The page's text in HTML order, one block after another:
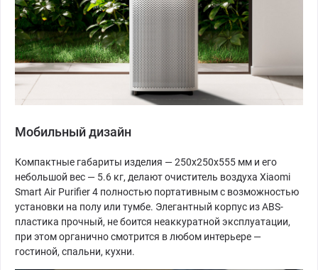
Мобильный дизайн
Компактные габариты изделия — 250x250x555 мм и его
небольшой вес — 5.6 кг, делают очиститель воздуха Xiaomi
Smart Air Purifier 4 полностью портативным с возможностью
установки на полу или тумбе. Элегантный корпус из ABS-
пластика прочный, не боится неаккуратной эксплуатации,
при этом органично смотрится в любом интерьере —
гостиной, спальни, кухни.